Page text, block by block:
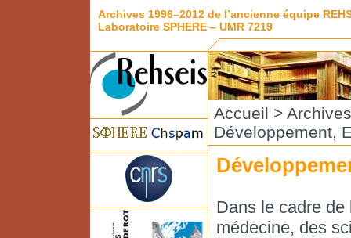
Archives 1996–2012 de l’ancienne équipe
Laboratoire SPHERE – UMR 7219
Accueil > Archives
Développement,
Dans le cadre de
médecine, des